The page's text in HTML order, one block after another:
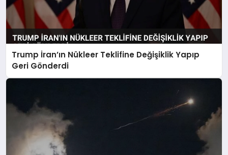
Trump İran’ın Nükleer Teklifine Değişiklik Yapıp
Geri Gönderdi